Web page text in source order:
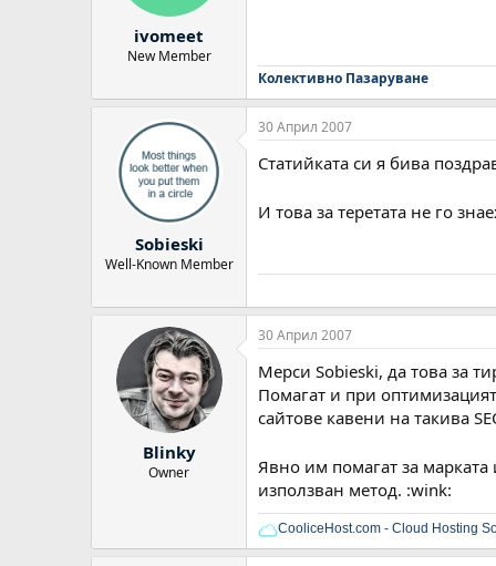
ivomeet
New Member
Колективно Пазаруване
Sobieski
Well-Known Member
30 Април 2007
Статийката си я бива
И това за теретата не го
Blinky
Owner
30 Април 2007
Мерси Sobieski, да това за
Помагат и при
сайтове кавени на такива
Явно им помагат за марката
използван метод. :wink:
CooliceHost.com - Cloud Hosting